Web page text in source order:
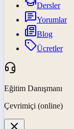
Dersler
Yorumlar
Blog
Ücretler
Eğitim Danışmanı
Çevrimiçi (online)